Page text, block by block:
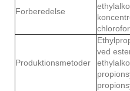
Forberedelse
Produktionsmetoder
ved